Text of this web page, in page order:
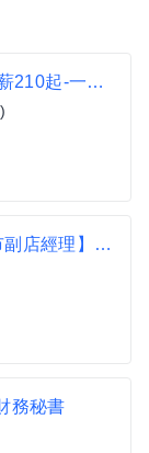
外場工讀生/假日限定 不單扛有人帶/時薪210起-一中店
【連鎖餐飲集團 拉亞漢堡大安延吉門市副店經理】薪資40K到45K(獎金另計)
務秘書